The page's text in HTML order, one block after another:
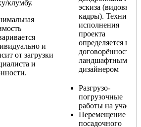
клумбу.
и
от загрузки
и
эскиза (видовые
кадры). Техника
исполнения
проекта
определяется по
договорённости с
ландшафтным
дизайнером
Разгрузо-
погрузочные
работы на участке
Перемещение
посадочного